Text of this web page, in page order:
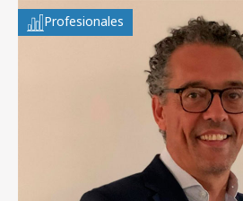
Profesionales